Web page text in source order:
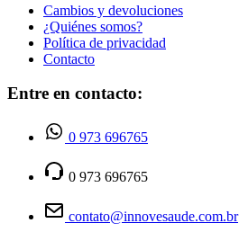
Cambios y devoluciones
¿Quiénes somos?
Política de privacidad
Contacto
Entre en contacto:
0 973 696765
0 973 696765
contato@innovesaude.com.br